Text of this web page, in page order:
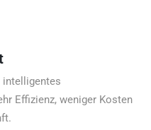
intelligentes
Effizienz, weniger Kosten